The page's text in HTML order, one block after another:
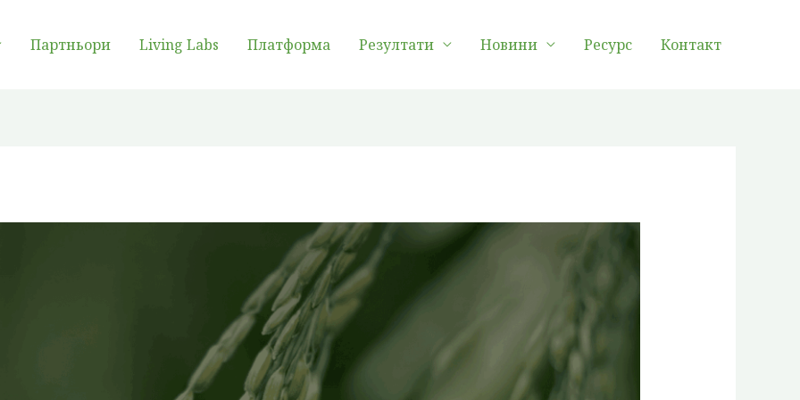
Партньори Living Labs Платформа Резултати Новини Ресурс Контакт